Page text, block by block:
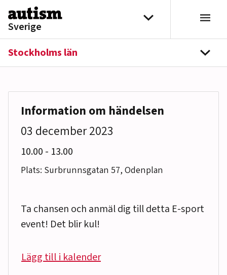
Hoppa till innehåll
Sverige
Välj distrikt
Stockholms län
Information om händelsen
03 december 2023
10.00 till
- 13.00
Plats: Surbrunnsgatan 57, Odenplan
Ta chansen och anmäl dig till detta E-sport
event! Det blir kul!
Lägg till i kalender